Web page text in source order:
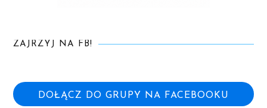
ZAJRZYJ NA FB!
DOŁĄCZ DO GRUPY NA FACEBOOKU